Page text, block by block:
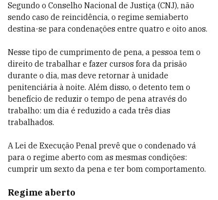
Segundo o Conselho Nacional de Justiça (CNJ), não
sendo caso de reincidência, o regime semiaberto
destina-se para condenações entre quatro e oito anos.
Nesse tipo de cumprimento de pena, a pessoa tem o
direito de trabalhar e fazer cursos fora da prisão
durante o dia, mas deve retornar à unidade
penitenciária à noite. Além disso, o detento tem o
benefício de reduzir o tempo de pena através do
trabalho: um dia é reduzido a cada três dias
trabalhados.
A Lei de Execução Penal prevê que o condenado vá
para o regime aberto com as mesmas condições:
cumprir um sexto da pena e ter bom comportamento.
Regime aberto